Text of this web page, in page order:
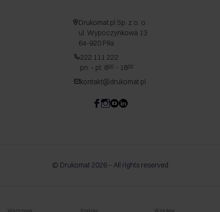
Drukomat.pl Sp. z o. o.
ul. Wypoczynkowa 13
64-920 Piła
222 111 222
pn. - pt. 800 - 1800
kontakt@drukomat.pl
© Drukomat 2026 – All rights reserved